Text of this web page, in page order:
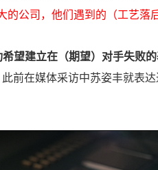
的公司，他们遇到的（工艺落
望建立在（期望）对手失败
前在媒体采访中苏姿丰就表